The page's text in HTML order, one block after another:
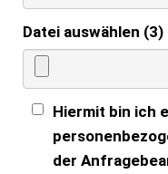
Datei auswählen (3)
Hiermit bin ich
der